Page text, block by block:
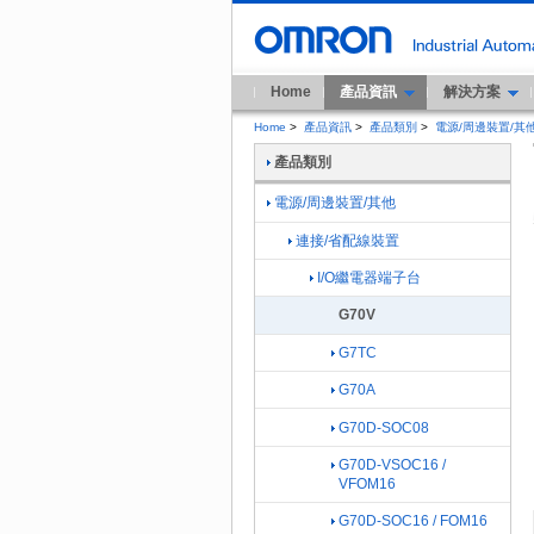
Home 產品資訊 解決方案
Home > 產品資訊 > 產品類別 > 電源/周邊裝置/其
產品類別
電源/周邊裝置/其他
連接/省配線裝置
I/O繼電器端子台
G70V
G7TC
G70A
G70D-SOC08
G70D-VSOC16 /
VFOM16
G70D-SOC16 / FOM16